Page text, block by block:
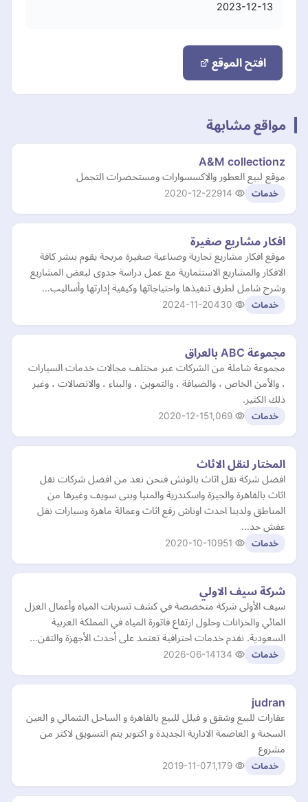
2023-12-13
افتح الموقع
مواقع مشابهة
A&M collectionz
موقع لبيع العطور والاكسسوارات ومستحضرات التجمل
خدمات 2020-12-22
افكار مشاريع صغيرة
موقع افكار مشاريع تجارية وصناعية صغيرة مربحة يقوم بنشر كافة
الافكار والمشاريع الاستثمارية مع عمل دراسة جدوى لبعض المشاريع
وشرح شامل لطرق تنفيذها واحتياجاتها وكيفية إدارتها وأساليب…
خدمات 2024-11-20
مجموعة ABC بالعراق
مجموعة شاملة من الشركات عبر مختلف مجالات خدمات السيارات
، والأمن الخاص ، والضيافة ، والتموين ، والبناء ، والاتصالات ، وغير
ذلك الكثير.
خدمات 2020-12-15
المختار لنقل الاثاث
افضل شركة نقل اثاث بالونش فنحن نعد من افضل شركات نقل
اثاث بالقاهرة والجيزة واسكندرية والمنيا وبنى سويف وغيرها من
المناطق ولدينا احدث اوناش رفع اثاث وعمالة ماهرة وسيارات نقل
عفش حد…
خدمات 2020-10-10
شركة سيف الاولي
سيف الأولى شركة متخصصة في كشف تسربات المياه وأعمال العزل
المائي والخزانات وحلول ارتفاع فاتورة المياه في المملكة العربية
السعودية. نقدم خدمات احترافية تعتمد على أحدث الأجهزة والتقن…
خدمات 2026-06-14
judran
عقارات للبيع وشقق و فيلل للبيع بالقاهرة و الساحل الشمالي و العين
السخنة و العاصمة الادارية الجديدة و اكتوبر يتم التسويق لاكثر من
مشروع
خدمات 2019-11-07